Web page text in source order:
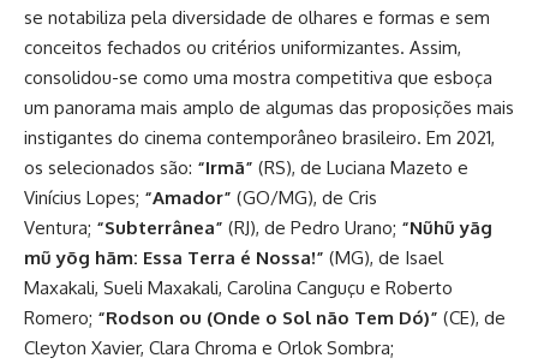
se notabiliza pela diversidade de olhares e formas e sem
conceitos fechados ou critérios uniformizantes. Assim,
consolidou-se como uma mostra competitiva que esboça
um panorama mais amplo de algumas das proposições mais
instigantes do cinema contemporâneo brasileiro. Em 2021,
os selecionados são: “Irmã” (RS), de Luciana Mazeto e
Vinícius Lopes; “Amador” (GO/MG), de Cris
Ventura; “Subterrânea” (RJ), de Pedro Urano; “Nũhũ yãg
mũ yõg hãm: Essa Terra é Nossa!” (MG), de Isael
Maxakali, Sueli Maxakali, Carolina Canguçu e Roberto
Romero; “Rodson ou (Onde o Sol não Tem Dó)” (CE), de
Cleyton Xavier, Clara Chroma e Orlok Sombra;